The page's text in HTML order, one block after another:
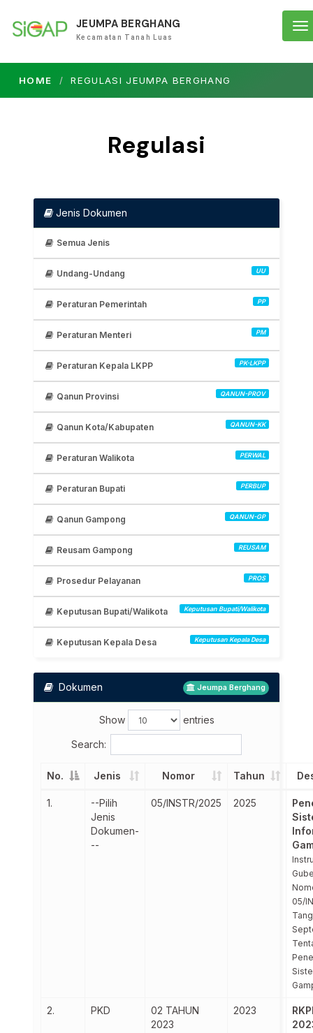
JEUMPA BERGHANG
Kecamatan Tanah Luas
HOME REGULASI JEUMPA BERGHANG
Regulasi
Jenis Dokumen
Semua Jenis
Undang-Undang UU
Peraturan Pemerintah PP
Peraturan Menteri PM
Peraturan Kepala LKPP PK-LKPP
Qanun Provinsi QANUN-PROV
Qanun Kota/Kabupaten QANUN-KK
Peraturan Walikota PERWAL
Peraturan Bupati PERBUP
Qanun Gampong QANUN-GP
Reusam Gampong REUSAM
Prosedur Pelayanan PROS
Keputusan Bupati/Walikota Keputusan Bupati/Walikota
Keputusan Kepala Desa Keputusan Kepala Desa
Dokumen Jeumpa Berghang
Show entries
Search:
No. Jenis Nomor Tahun
1.
--Pilih
Jenis
Dokumen-
--
05/INSTR/2025 2025
05/
2. PKD
02 TAHUN
2023
2023